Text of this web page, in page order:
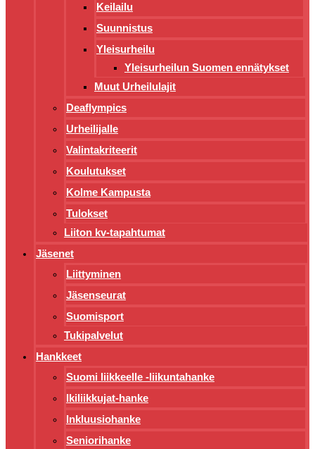
Keilailu
Suunnistus
Yleisurheilu
Yleisurheilun Suomen ennätykset
Muut Urheilulajit
Deaflympics
Urheilijalle
Valintakriteerit
Koulutukset
Kolme Kampusta
Tulokset
Liiton kv-tapahtumat
Jäsenet
Liittyminen
Jäsenseurat
Suomisport
Tukipalvelut
Hankkeet
Suomi liikkeelle -liikuntahanke
Ikiliikkujat-hanke
Inkluusiohanke
Seniorihanke